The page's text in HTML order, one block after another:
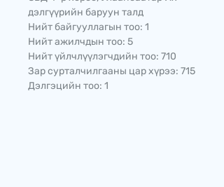
дэлгүүрийн баруун талд
Нийт байгууллагын тоо: 1
Нийт ажилчдын тоо: 5
Нийт үйлчлүүлэгчдийн тоо: 710
Зар сурталчилгааны цар хүрээ: 715
Дэлгэцийн тоо: 1